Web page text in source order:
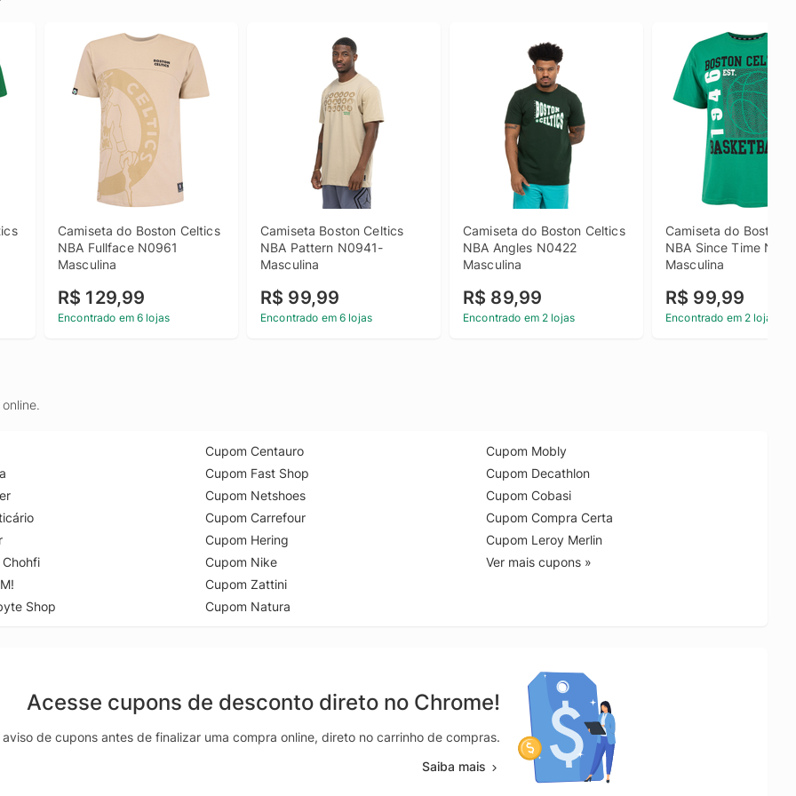
Camiseta do Boston Celtics
NBA Fullface N0961
Masculina
R$ 129,99
Encontrado em 6 lojas
Camiseta Boston Celtics
NBA Pattern N0941-
Masculina
R$ 99,99
Encontrado em 6 lojas
Camiseta do Boston Celtics
NBA Angles N0422
Masculina
R$ 89,99
Encontrado em 2 lojas
Camiseta do Boston
NBA Since Time
Masculina
R$ 99,99
Encontrado em 2 lojas
Shop
Cupom Centauro
Cupom Fast Shop
Cupom Netshoes
Cupom Carrefour
Cupom Hering
Cupom Nike
Cupom Zattini
Cupom Natura
Cupom Mobly
Cupom Decathlon
Cupom Cobasi
Cupom Compra Certa
Cupom Leroy Merlin
Ver mais cupons »
Acesse cupons de desconto direto no Chrome!
de cupons antes de finalizar uma compra online, direto no carrinho de compras.
Saiba mais